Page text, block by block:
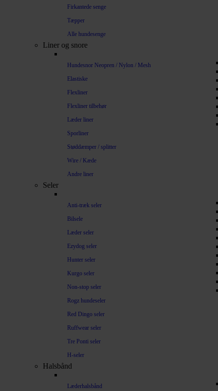
Firkantede senge
Tæpper
Alle hundesenge
Liner og snore
Hundesnor Neopren / Nylon / Mesh
Elastiske
Flexliner
Flexliner tilbehør
Læder liner
Sporliner
Støddæmper / splitter
Wire / Kæde
Andre liner
Seler
Anti-træk seler
Bilsele
Læder seler
Ezydog seler
Hunter seler
Kurgo seler
Non-stop seler
Rogz hundeseler
Red Dingo seler
Ruffwear seler
Tre Ponti seler
H-seler
Halsbånd
Læderhalsbånd